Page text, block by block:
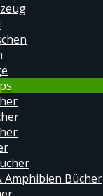
Amphibien Bücher